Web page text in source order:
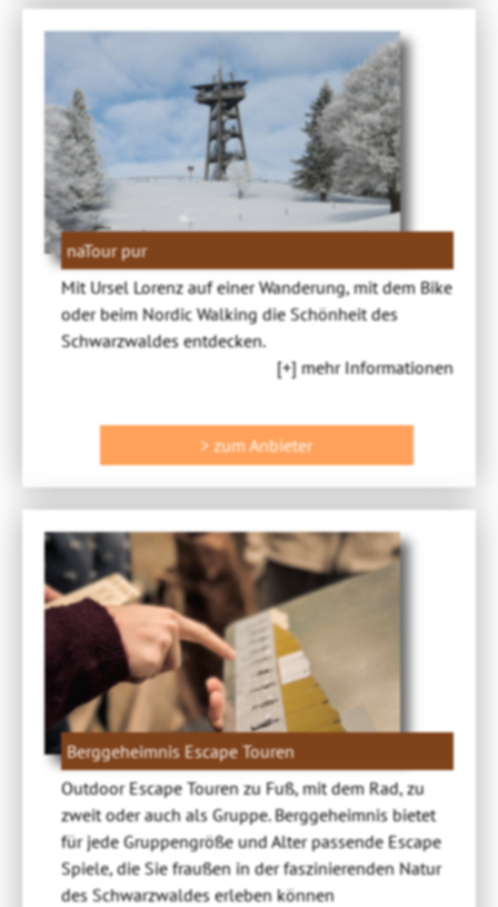
naTour pur
Mit Ursel Lorenz auf einer Wanderung, mit dem Bike
oder beim Nordic Walking die Schönheit des
Schwarzwaldes entdecken.
[+] mehr Informationen
> zum Anbieter
Berggeheimnis Escape Touren
Outdoor Escape Touren zu Fuß, mit dem Rad, zu
zweit oder auch als Gruppe. Berggeheimnis bietet
für jede Gruppengröße und Alter passende Escape
Spiele, die Sie fraußen in der faszinierenden Natur
des Schwarzwaldes erleben können